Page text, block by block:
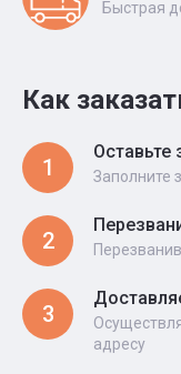
Быстрая
Как
1
Оставьте
Заполните
2
3
адресу